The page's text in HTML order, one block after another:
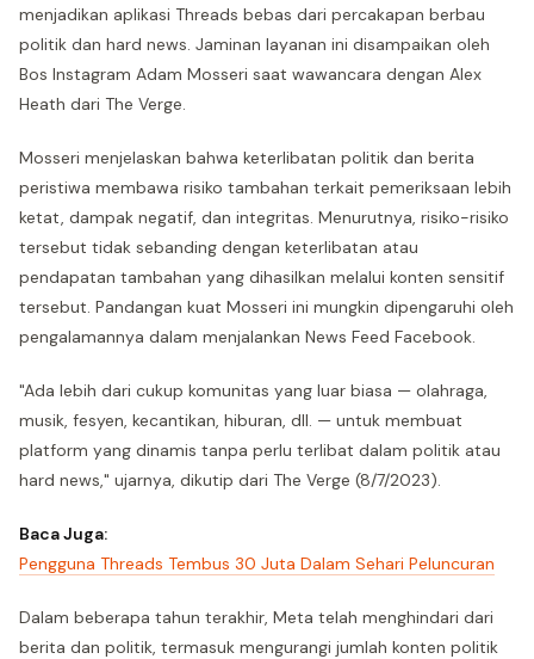
menjadikan aplikasi Threads bebas dari percakapan berbau
politik dan hard news. Jaminan layanan ini disampaikan oleh
Bos Instagram Adam Mosseri saat wawancara dengan Alex
Heath dari The Verge.
Mosseri menjelaskan bahwa keterlibatan politik dan berita
peristiwa membawa risiko tambahan terkait pemeriksaan lebih
ketat, dampak negatif, dan integritas. Menurutnya, risiko-risiko
tersebut tidak sebanding dengan keterlibatan atau
pendapatan tambahan yang dihasilkan melalui konten sensitif
tersebut. Pandangan kuat Mosseri ini mungkin dipengaruhi oleh
pengalamannya dalam menjalankan News Feed Facebook.
"Ada lebih dari cukup komunitas yang luar biasa — olahraga,
musik, fesyen, kecantikan, hiburan, dll. — untuk membuat
platform yang dinamis tanpa perlu terlibat dalam politik atau
hard news," ujarnya, dikutip dari The Verge (8/7/2023).
Baca Juga:
Pengguna Threads Tembus 30 Juta Dalam Sehari Peluncuran
Dalam beberapa tahun terakhir, Meta telah menghindari dari
berita dan politik, termasuk mengurangi jumlah konten politik